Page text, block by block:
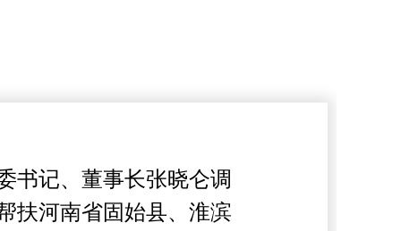
书记、董事长张晓仑调
扶河南省固始县、淮滨